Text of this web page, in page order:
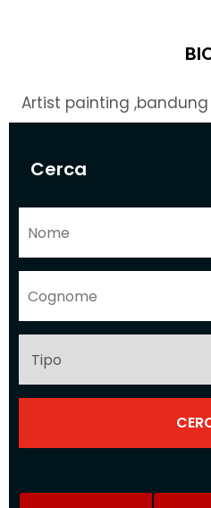
Cerca
Artist painting